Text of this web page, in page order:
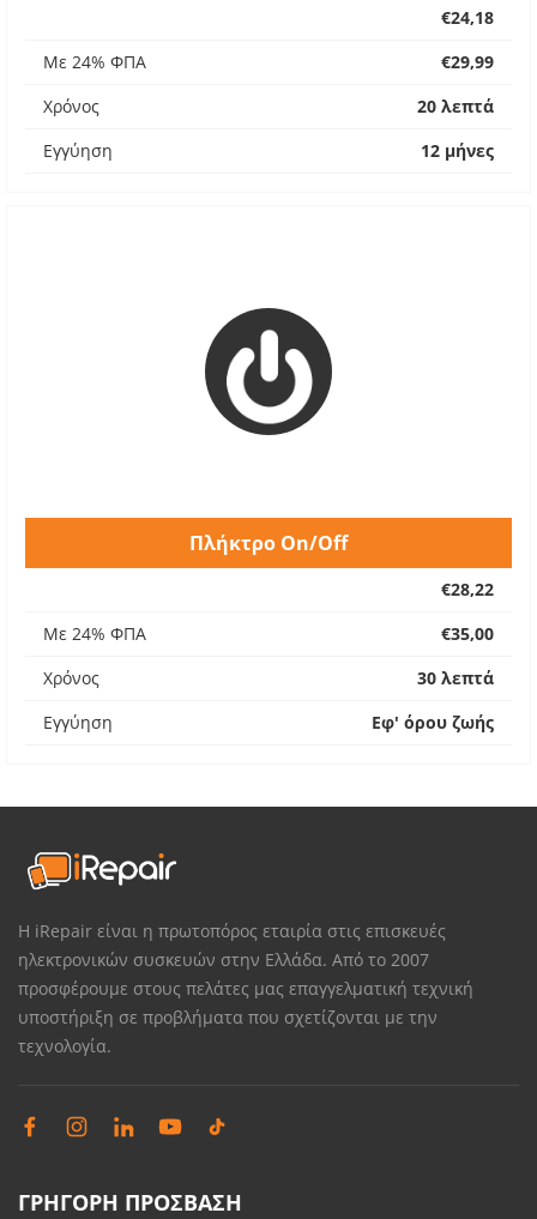
€24,18
Με 24% ΦΠΑ
€29,99
Χρόνος
20 λεπτά
Εγγύηση
12 μήνες
Πλήκτρο On/Off
€28,22
Με 24% ΦΠΑ
€35,00
Χρόνος
30 λεπτά
Εγγύηση
Εφ' όρου ζωής
Η iRepair είναι η πρωτοπόρος εταιρία στις επισκευές
ηλεκτρονικών συσκευών στην Ελλάδα. Από το 2007
προσφέρουμε στους πελάτες μας επαγγελματική τεχνική
υποστήριξη σε προβλήματα που σχετίζονται με την
τεχνολογία.
ΓΡΗΓΟΡΗ ΠΡΟΣΒΑΣΗ